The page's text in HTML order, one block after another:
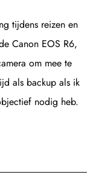
tijdens reizen en
Canon EOS R6,
om mee te
als backup als ik
nodig heb.